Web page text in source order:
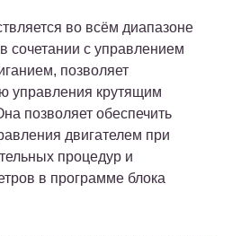
во всём диапазоне
сочетании с управлением
позволяет
управления крутящим
позволяет обеспечить
двигателем при
процедур и
в программе блока